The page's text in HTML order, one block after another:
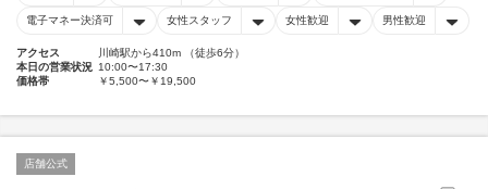
電子マネー決済可 女性スタッフ 女性歓迎 男性歓迎
アクセス
川崎駅から410m （徒歩6分）
本日の営業状況 10:00〜17:30
価格帯
￥5,500〜￥19,500
店舗公式